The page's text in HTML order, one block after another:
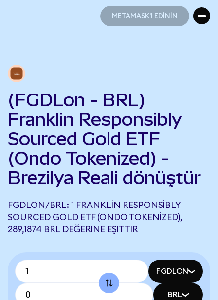
METAMASK'I EDİNİN
(FGDLon - BRL)
Franklin Responsibly
Sourced Gold ETF
(Ondo Tokenized) -
Brezilya Reali dönüştür
FGDLON/BRL: 1 FRANKLIN RESPONSIBLY
SOURCED GOLD ETF (ONDO TOKENIZED),
289,1874 BRL DEĞERINE EŞITTIR
FGDLON
BRL